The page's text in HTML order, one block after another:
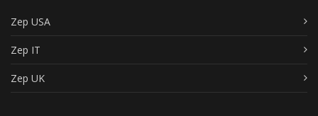
Zep USA
Zep IT
Zep UK